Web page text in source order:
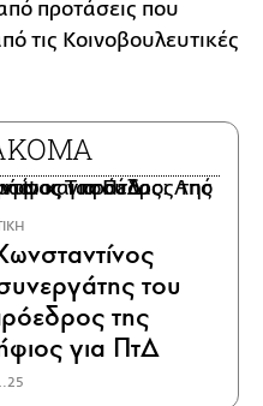
προτάσεις που
τις Κοινοβουλευτικές
του
της
για ΠτΔ